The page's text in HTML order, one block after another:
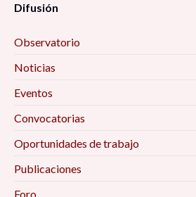
Difusión
Observatorio
Noticias
Eventos
Convocatorias
Oportunidades de trabajo
Publicaciones
Foro